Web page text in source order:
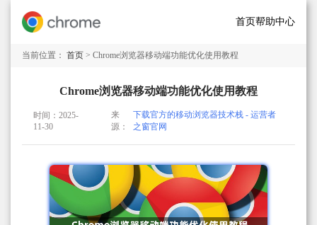
首页帮助中心
当前位置： 首页 > Chrome浏览器移动端功能优化使用教程
Chrome浏览器移动端功能优化使用教程
时间：2025-
11-30
来
源：
下载官方的移动浏览器技术栈 - 运营者
之窗官网